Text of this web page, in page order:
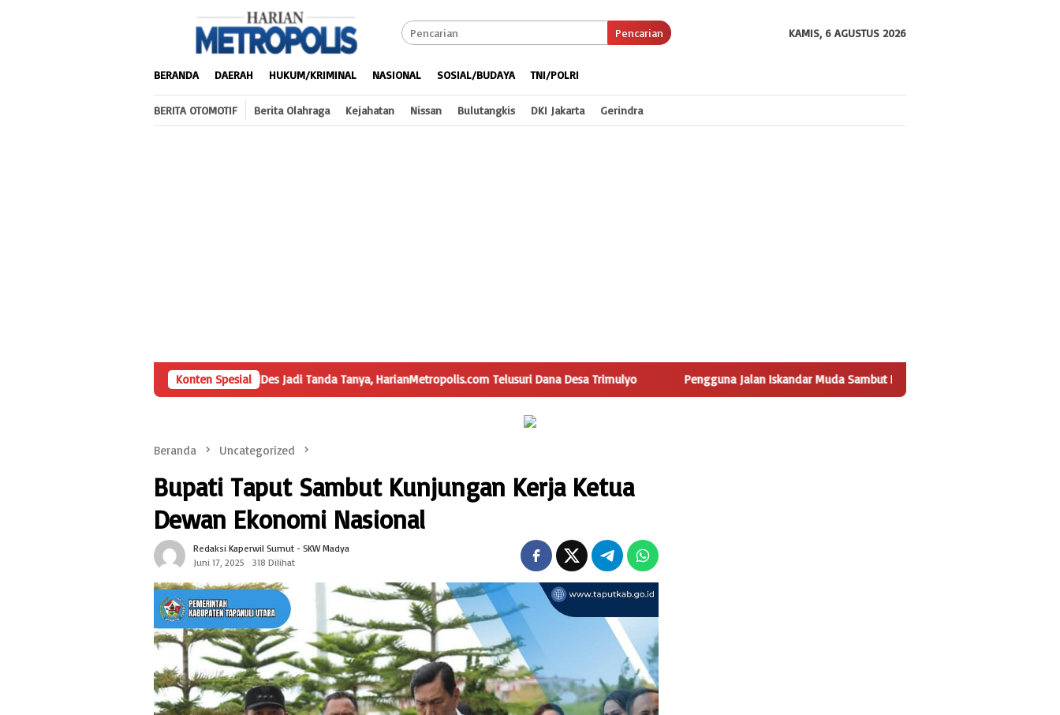
Pencarian KAMIS, 6 AGUSTUS 2026
BERANDA DAERAH HUKUM/KRIMINAL NASIONAL SOSIAL/BUDAYA TNI/POLRI
BERITA OTOMOTIF Berita Olahraga Kejahatan Nissan Bulutangkis DKI Jakarta Gerindra
Konten Spesial
Penyertaan Modal BUMDes Jadi Tanda Tanya, HarianMetropolis.com Telusuri Dana Desa Trimulyo Pengguna Jalan Iskandar Muda Sambut Positif Pembangunan Tempat Pengelolaan Sampah
Beranda Uncategorized
Bupati Taput Sambut Kunjungan Kerja Ketua
Dewan Ekonomi Nasional
Redaksi Kaperwil Sumut - SKW Madya
Juni 17, 2025
318 Dilihat